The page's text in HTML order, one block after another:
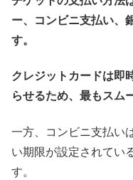
ー、コンビニ支払い、
す。
クレジットカードは即
らせるため、最もスム
一方、コンビニ支払い
い期限が設定されてい
す。